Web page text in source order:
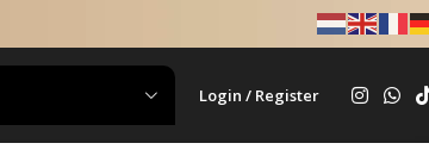
Login / Register